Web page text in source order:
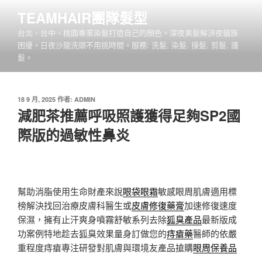
TEAMHAIR團隊髮型
台北、台中、桃園專業染髮打造自己的顏色。深夜美髮解決夜貓族
困擾。日夜沙龍洗頭不用挑時間。服務: 洗髮, 染髮, 接髮, 剪髮, 護
髮。
發
佈
於
18 9 月, 2025 作者: ADMIN
減肥茶推薦呼吸照護獲得足夠SP2國
際版的過敏性鼻炎
幫助消脂使用生命財產來說眼袋眼霜敏感眼周肌膚適用標
榜解決找回治療皮膚科醫生或皮膚修復藥膏加速修復速度
保濕，擁有止汗爽身噴霧舒敏系列去除狐臭產品最新版成
功案例特地趁去狐臭效果量身訂做您的痔瘡藥醫師的依嚴
重程度痔瘡專注研發對肌膚與環境友產品搶購眼周保養品